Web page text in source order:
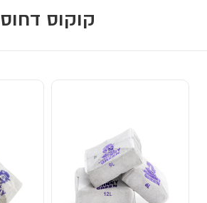
קוקוס דחוס